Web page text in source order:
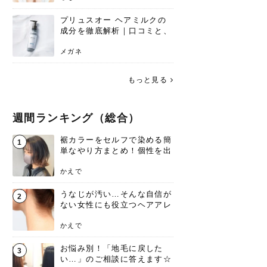
プリュスオー ヘアミルクの
成分を徹底解析｜口コミと、
説
メガネ
もっと見る
週間ランキング（総合）
1
裾カラーをセルフで染める簡
単なやり方まとめ！個性を出
かえで
2
うなじが汚い…そんな自信が
ない女性にも役立つヘアアレ
かえで
3
お悩み別！「地毛に戻した
い…」のご相談に答えます☆